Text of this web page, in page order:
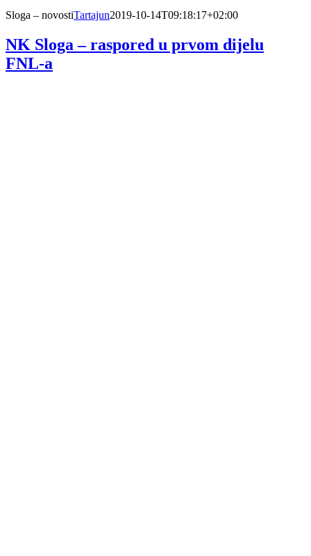
Sloga – novostiTartajun2019-10-14T09:18:17+02:00
NK Sloga – raspored u prvom dijelu
FNL-a